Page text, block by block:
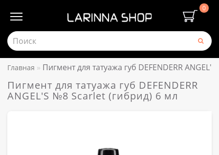
0
Главная Пигмент для татуажа губ DEFENDERR
Пигмент для татуажа губ DEFENDERR
ANGEL'S №8 Scarlet (гибрид) 6 мл